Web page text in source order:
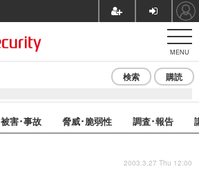
MENU
検索 購読
被害･事故 脅威･脆弱性 調査･報告
2003.3.27 Thu 12:00